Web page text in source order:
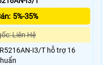
5%-35%
Liên Hệ
I3/T hỗ trợ 16